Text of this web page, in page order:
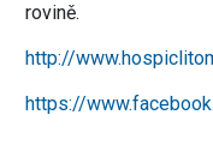
rovině.
http://
https://